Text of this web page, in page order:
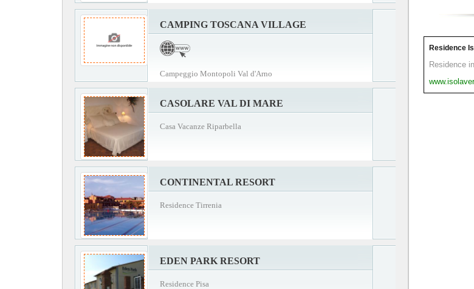
CAMPING TOSCANA VILLAGE
Campeggio Montopoli Val d'Arno
CASOLARE VAL DI MARE
Casa Vacanze Riparbella
CONTINENTAL RESORT
Residence Tirrenia
EDEN PARK RESORT
Residence Pisa
Residence
Residence